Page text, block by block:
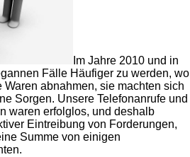
Im Jahre 2010 und in
Fälle Häufiger zu werden, wo
abnahmen, sie machten sich
Sorgen. Unsere Telefonanrufe und
waren erfolglos, und deshalb
Eintreibung von Forderungen,
Summe von einigen